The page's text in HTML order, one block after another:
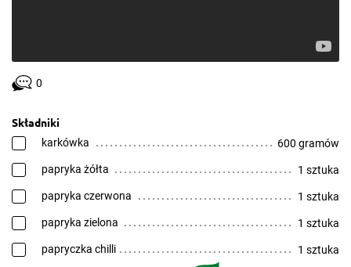
0
Składniki
karkówka 600 gramów
papryka żółta 1 sztuka
papryka czerwona 1 sztuka
papryka zielona 1 sztuka
papryczka chilli 1 sztuka